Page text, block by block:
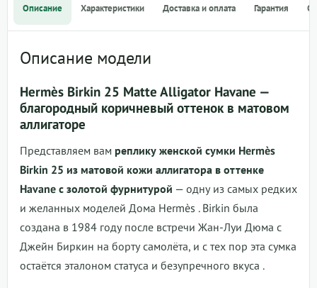
Описание Характеристики Доставка и оплата Гарантия
Описание модели
Hermès Birkin 25 Matte Alligator Havane —
благородный коричневый оттенок в матовом
аллигаторе
Представляем вам реплику женской сумки Hermès
Birkin 25 из матовой кожи аллигатора в оттенке
Havane с золотой фурнитурой — одну из самых редких
и желанных моделей Дома Hermès . Birkin была
создана в 1984 году после встречи Жан-Луи Дюма с
Джейн Биркин на борту самолёта, и с тех пор эта сумка
остаётся эталоном статуса и безупречного вкуса .